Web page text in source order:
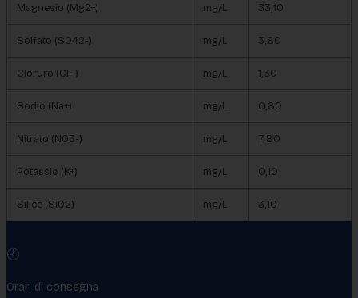
Magnesio (Mg2+) mg/L 33,10
Solfato (SO42-) mg/L 3,80
Cloruro (Cl–) mg/L 1,30
Sodio (Na+) mg/L 0,80
Nitrato (NO3-) mg/L 7,80
Potassio (K+) mg/L 0,10
Silice (SiO2) mg/L 3,10
🕘
Orari di consegna